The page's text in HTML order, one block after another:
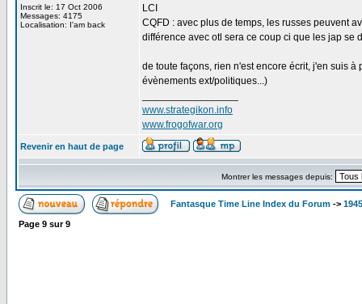
Inscrit le: 17 Oct 2006
Messages: 4175
Localisation: I'am back
LCI
CQFD : avec plus de temps, les russes peuvent
différence avec otl sera ce coup ci que les jap se
de toute façons, rien n'est encore écrit, j'en suis
évènements ext/politiques...)
www.strategikon.info
www.frogofwar.org
Revenir en haut de page
Montrer les messages depuis:
Fantasque Time Line Index du Forum ->
Page 9 sur9